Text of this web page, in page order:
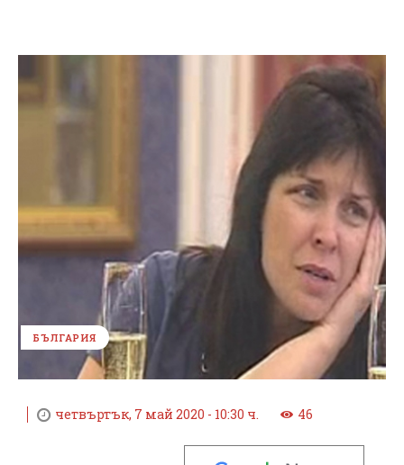
БЪЛГАРИЯ
четвъртък, 7 май 2020 - 10:30 ч. 46